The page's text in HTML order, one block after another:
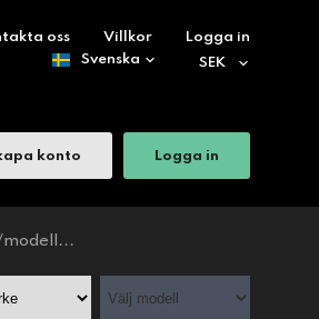
oss Villkor Logga in
konto Logga in